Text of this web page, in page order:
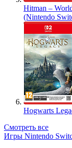
Hitman –
(Nintendo
Hogwarts
Смотреть все
Игры Nintendo